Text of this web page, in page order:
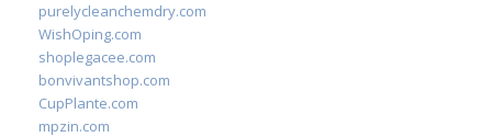
purelycleanchemdry.com
WishOping.com
shoplegacee.com
bonvivantshop.com
CupPlante.com
mpzin.com